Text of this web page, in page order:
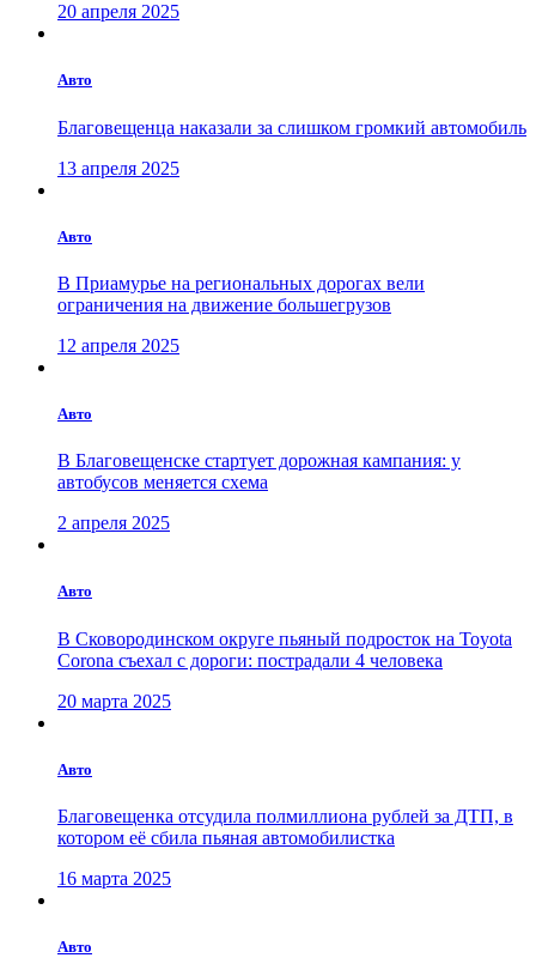
20 апреля 2025
Авто
Благовещенца наказали за слишком громкий автомобиль
13 апреля 2025
Авто
В Приамурье на региональных дорогах вели
ограничения на движение большегрузов
12 апреля 2025
Авто
В Благовещенске стартует дорожная кампания: у
автобусов меняется схема
2 апреля 2025
Авто
В Сковородинском округе пьяный подросток на Toyota
Corona съехал с дороги: пострадали 4 человека
20 марта 2025
Авто
Благовещенка отсудила полмиллиона рублей за ДТП, в
котором её сбила пьяная автомобилистка
16 марта 2025
Авто